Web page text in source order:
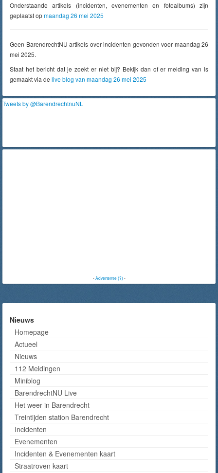
Onderstaande artikels (incidenten, evenementen en fotoalbums) zijn
geplaatst opmaandag 26 mei 2025
Geen BarendrechtNU artikels over incidenten gevonden voor maandag 26
mei 2025.
Staat het bericht dat je zoekt er niet bij? Bekijk dan of er melding van is
gemaakt via de live blog van maandag 26 mei 2025
Tweets by @BarendrechtnuNL
-Advertentie (?)-
Nieuws
Homepage
Actueel
Nieuws
112 Meldingen
Miniblog
BarendrechtNU Live
Het weer in Barendrecht
Treintijden station Barendrecht
Incidenten
Evenementen
Incidenten & Evenementen kaart
Straatroven kaart